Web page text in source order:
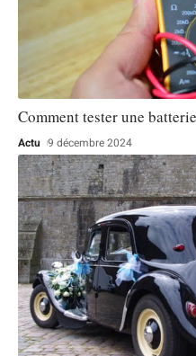
Comment tester une
Actu 9 décembre 2024